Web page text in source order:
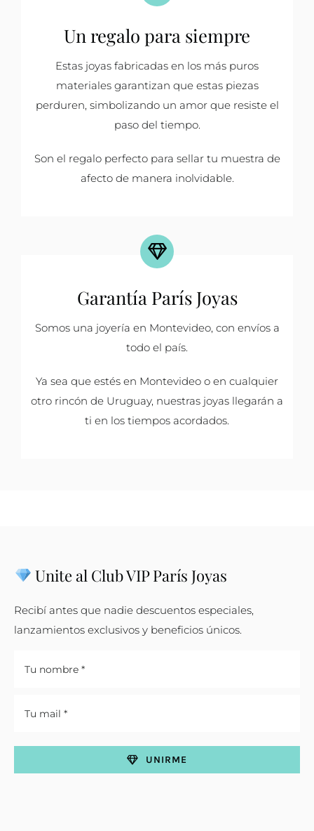
Un regalo para siempre
Estas joyas fabricadas en los más puros
materiales garantizan que estas piezas
perduren, simbolizando un amor que resiste el
paso del tiempo.
Son el regalo perfecto para sellar tu muestra de
afecto de manera inolvidable.
Garantía París Joyas
Somos una joyería en Montevideo, con envíos a
todo el país.
Ya sea que estés en Montevideo o en cualquier
otro rincón de Uruguay, nuestras joyas llegarán a
ti en los tiempos acordados.
Unite al Club VIP París Joyas
Recibí antes que nadie descuentos especiales,
lanzamientos exclusivos y beneficios únicos.
UNIRME